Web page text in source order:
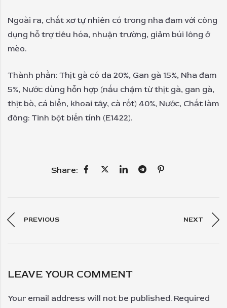
Ngoài ra, chất xơ tự nhiên có trong nha đam với công
dụng hỗ trợ tiêu hóa, nhuận trường, giảm búi lông ở
mèo.
Thành phần: Thịt gà có da 20%, Gan gà 15%, Nha đam
5%, Nước dùng hỗn hợp (nấu chậm từ thịt gà, gan gà,
thịt bò, cá biển, khoai tây, cà rốt) 40%, Nước, Chất làm
đông: Tinh bột biến tính (E1422).
Share:
PREVIOUS NEXT
LEAVE YOUR COMMENT
Your email address will not be published. Required